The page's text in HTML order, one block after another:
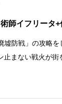
師イフリータ
墟防戦」の攻略
まない戦火が街